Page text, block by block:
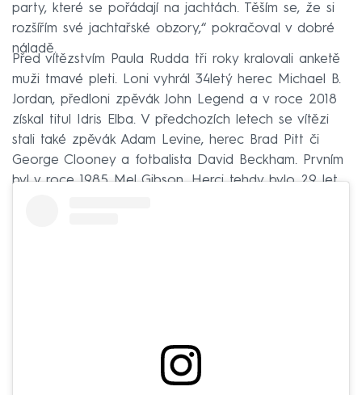
party, které se pořádají na jachtách. Těším se, že si
rozšířím své jachtařské obzory,“ pokračoval v dobré
náladě.
Před vítězstvím Paula Rudda tři roky kralovali anketě
muži tmavé pleti. Loni vyhrál 34letý herec Michael B.
Jordan, předloni zpěvák John Legend a v roce 2018
získal titul Idris Elba. V předchozích letech se vítězi
stali také zpěvák Adam Levine, herec Brad Pitt či
George Clooney a fotbalista David Beckham. Prvním
byl v roce 1985 Mel Gibson. Herci tehdy bylo 29 let.